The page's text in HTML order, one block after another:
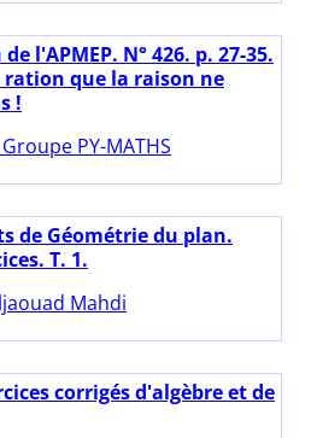
l'APMEP. N° 426. p. 27-35.
ration que la raison ne
!
Groupe PY-MATHS
de Géométrie du plan.
T. 1.
Mahdi
corrigés d'algèbre et de